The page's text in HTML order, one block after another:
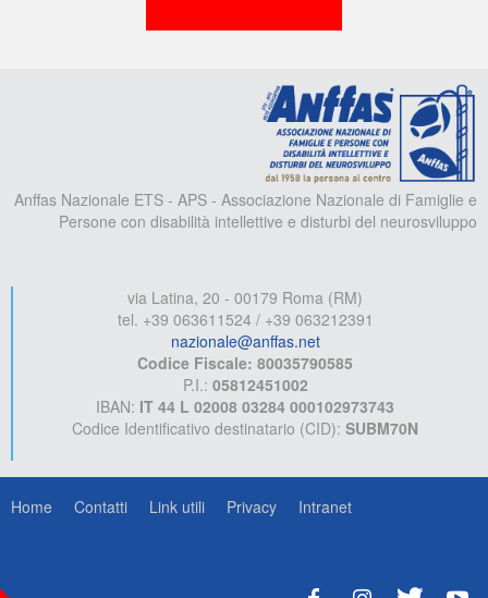
Anffas Nazionale ETS - APS - Associazione Nazionale di Famiglie e
Persone con disabilità intellettive e disturbi del neurosviluppo
via Latina, 20 - 00179 Roma (RM)
tel. +39 063611524 / +39 063212391
nazionale@anffas.net
Codice Fiscale: 80035790585
P.I.: 05812451002
IBAN: IT 44 L 02008 03284 000102973743
Codice Identificativo destinatario (CID): SUBM70N
Home Contatti Link utili Privacy Intranet